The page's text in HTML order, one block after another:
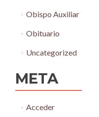
Obispo Auxiliar
Obituario
Uncategorized
META
Acceder